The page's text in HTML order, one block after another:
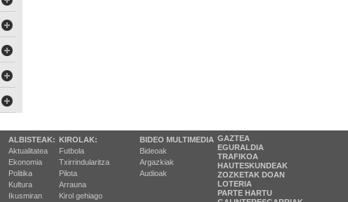
ALBISTEAK:
Aktualitatea
Ekonomia
Politika
Kultura
Ikusmiran
KIROLAK:
Futbola
Txirrindularitza
Pilota
Arrauna
Kirol gehiago
BIDEO MULTIMEDIA
Bideoak
Argazkiak
Audioak
GAZTEA
EGURALDIA
TRAFIKOA
HAUTESKUNDEAK
ZOZKETAK DOAN
LOTERIA
PARTE HARTU